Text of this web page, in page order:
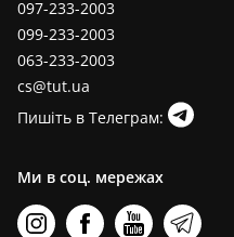
097-233-2003
099-233-2003
063-233-2003
cs@tut.ua
Пишіть в Телеграм:
Ми в соц. мережах